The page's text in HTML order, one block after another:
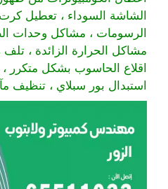
الشاشة السوداء ، تعطيل
الرسومات ، مشاكل وحدات
مشاكل الحرارة الزائدة ، تلف
اقلاع الحاسوب بشكل متكرر ،
استبدال بور سبلاي ، تنظيف